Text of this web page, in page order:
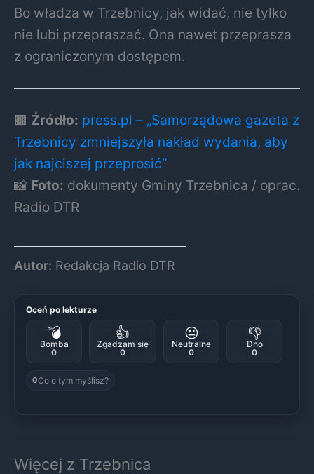
Bo władza w Trzebnicy, jak widać, nie tylko
nie lubi przepraszać. Ona nawet przeprasza
z ograniczonym dostępem.
🟫 Źródło: press.pl – „Samorządowa gazeta z
Trzebnicy zmniejszyła nakład wydania, aby
jak najciszej przeprosić”
📸 Foto: dokumenty Gminy Trzebnica / oprac.
Radio DTR
Autor: Redakcja Radio DTR
Oceń po lekturze
💣
Bomba
0
👍
Zgadzam się
0
😐
Neutralne
0
👎
Dno
0
0Co o tym myślisz?
Więcej z Trzebnica